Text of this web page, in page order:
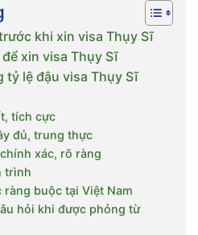
khi xin visa Thụy Sĩ
xin visa Thụy Sĩ
tỷ lệ đậu visa Thụy Sĩ
tích cực
đủ, trung thực
xác, rõ ràng
trình
buộc tại Việt Nam
hỏi khi được phỏng từ